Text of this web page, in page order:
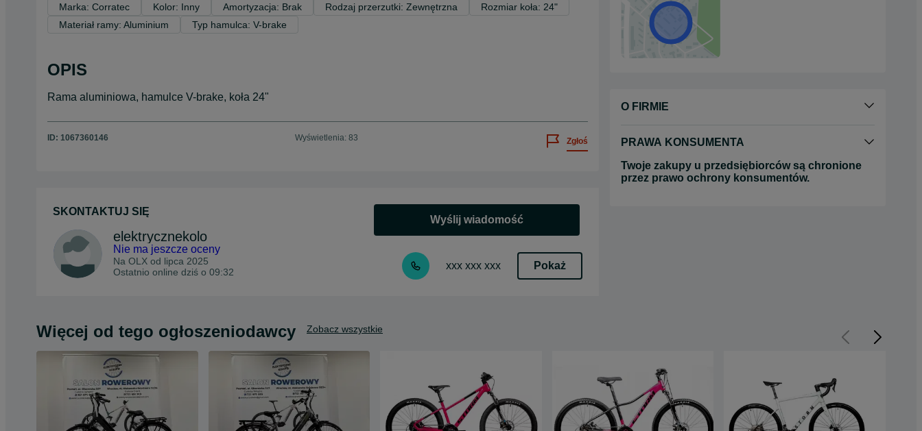
Marka: Corratec
Kolor: Inny Amortyzacja: Brak Rodzaj przerzutki: Zewnętrzna
Rozmiar koła: 24"
Materiał ramy: Aluminium
Typ hamulca: V-brake
OPIS
Rama aluminiowa, hamulce V-brake, koła 24"
ID: 1067360146 Wyświetlenia: 83 Zgłoś
SKONTAKTUJ SIĘ
elektrycznekolo
Nie ma jeszcze oceny
Na OLX od lipca 2025
Ostatnio online dziś o 09:32
Wyślij wiadomość
xxx xxx xxx Pokaż
O FIRMIE
PRAWA KONSUMENTA
Twoje zakupy u przedsiębiorców są chronione
przez prawo ochrony konsumentów.
Więcej od tego ogłoszeniodawcy Zobacz wszystkie